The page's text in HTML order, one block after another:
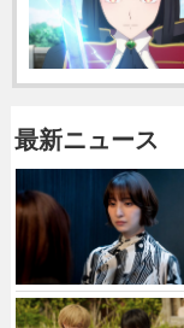
最新ニュース